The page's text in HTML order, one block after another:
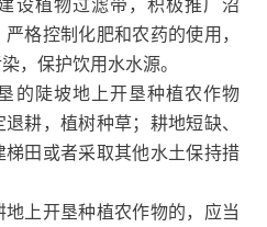
格控制化肥和农药的使用，
，保护饮用水水源。
的陡坡地上开垦种植农作物
耕，植树种草；耕地短缺、
田或者采取其他水土保持措
上开垦种植农作物的，应当